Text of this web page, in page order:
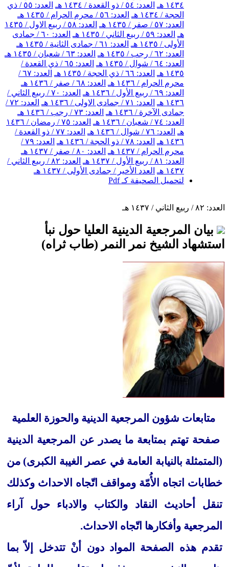
١٤٣٤ هـ
العدد: ٥٤ / ذو القعدة / ١٤٣٤ هـ
العدد: ٥٥ / ذي
الحجة / ١٤٣٤ هـ
العدد: ٥٦ / محرم الحرام / ١٤٣٥ هـ
العدد: ٥٧ / صفر / ١٤٣٥ هـ
العدد: ٥٨ / ربيع الاول / ١٤٣٥
هـ العدد: ٥٩ / ربيع الثاني / ١٤٣٥ هـ
العدد: ٦٠ / جمادى
الأولى / ١٤٣٥ هـ
العدد: ٦١ / جمادى الثانية / ١٤٣٥ هـ
العدد: ٦٢ / رجب / ١٤٣٥ هـ
العدد: ٦٣ / شعبان / ١٤٣٥ هـ
العدد: ٦٤ / شوال / ١٤٣٥ هـ
العدد: ٦٥ / ذي القعدة /
١٤٣٥ هـ
العدد: ٦٦ / ذي الحجة / ١٤٣٥ هـ
العدد: ٦٧ /
محرم الحرام / ١٤٣٦ هـ
العدد: ٦٨ / صفر / ١٤٣٦ هـ
العدد: ٦٩ / ربيع الأول / ١٤٣٦ هـ
العدد: ٧٠ / ربيع الثاني /
١٤٣٦ هـ
العدد: ٧١ / جمادى الاولى / ١٤٣٦ هـ
العدد: ٧٢ /
جمادى الآخرة / ١٤٣٦ هـ
العدد: ٧٣ / رجب / ١٤٣٦ هـ
العدد: ٧٤ / شعبان / ١٤٣٦ هـ
العدد: ٧٥ / رمضان / ١٤٣٦
هـ العدد: ٧٦ / شوال / ١٤٣٦ هـ
العدد: ٧٧ / ذو القعدة /
١٤٣٦ هـ
العدد: ٧٨ / ذو الحجة / ١٤٣٦ هـ
العدد: ٧٩ /
محرم الحرام / ١٤٣٧ هـ
العدد: ٨٠ / صفر / ١٤٣٧ هـ
العدد: ٨١ / ربيع الأول / ١٤٣٧ هـ
العدد: ٨٢ / ربيع الثاني /
١٤٣٧ هـ
العدد الأخير / جمادى الأولى / ١٤٣٧ هـ
لتحميل الصحيفة كـ Pdf
العدد: ٨٢ / ربيع الثاني / ١٤٣٧ هـ
بيان المرجعية الدينية العليا حول نبأ
استشهاد الشيخ نمر النمر (طاب ثراه)
متابعات شؤون المرجعية الدينية والحوزة العلمية
صفحة تهتم بمتابعة ما يصدر عن المرجعية الدينية
(المتمثلة بالنيابة العامة في عصر الغيبة الكبرى) من
خطابات اتجاه الأُمّة ومواقف اتّجاه الاحداث وكذلك
تنقل أحاديث النقاد والكتاب والادباء حول آراء
المرجعية وأفكارها اتّجاه الاحداث.
تقدم هذه الصفحة المواد دون أنْ تتدخل إلاّ بما